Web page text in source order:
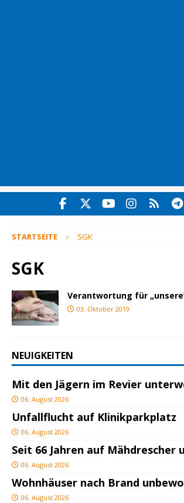
STARTSEITE SGK
SGK
Verantwortung für
03. Oktober 2019
NEUIGKEITEN
Mit den Jägern im Revier
06. August 2026
Unfallflucht auf Klinikparkplatz
06. August 2026
Seit 66 Jahren auf Mähdrescher
06. August 2026
Wohnhäuser nach Brand
06. August 2026